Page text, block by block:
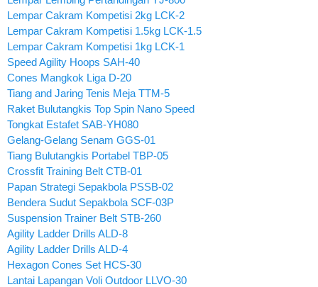
Lempar Cakram Kompetisi 2kg LCK-2
Lempar Cakram Kompetisi 1.5kg LCK-1.5
Lempar Cakram Kompetisi 1kg LCK-1
Speed Agility Hoops SAH-40
Cones Mangkok Liga D-20
Tiang and Jaring Tenis Meja TTM-5
Raket Bulutangkis Top Spin Nano Speed
Tongkat Estafet SAB-YH080
Gelang-Gelang Senam GGS-01
Tiang Bulutangkis Portabel TBP-05
Crossfit Training Belt CTB-01
Papan Strategi Sepakbola PSSB-02
Bendera Sudut Sepakbola SCF-03P
Suspension Trainer Belt STB-260
Agility Ladder Drills ALD-8
Agility Ladder Drills ALD-4
Hexagon Cones Set HCS-30
Lantai Lapangan Voli Outdoor LLVO-30